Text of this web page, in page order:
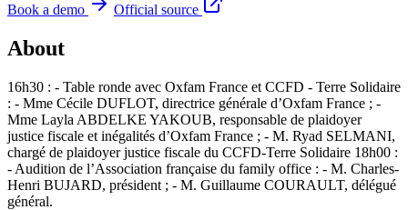
Book a demo
Official source
About
16h30 : - Table ronde avec Oxfam France et CCFD - Terre Solidaire
: - Mme Cécile DUFLOT, directrice générale d’Oxfam France ; -
Mme Layla ABDELKE YAKOUB, responsable de plaidoyer
justice fiscale et inégalités d’Oxfam France ; - M. Ryad SELMANI,
chargé de plaidoyer justice fiscale du CCFD-Terre Solidaire 18h00 :
- Audition de l’Association française du family office : - M. Charles-
Henri BUJARD, président ; - M. Guillaume COURAULT, délégué
général.